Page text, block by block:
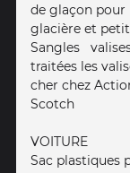
de glaçon pour
glacière et
Sangles
traitées les
cher chez
Scotch
VOITURE
Sac plastiques